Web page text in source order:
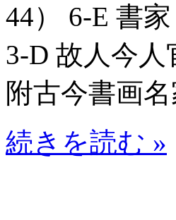
44） 6-E 書
3-D 故人今
附古今書画
続きを読む »